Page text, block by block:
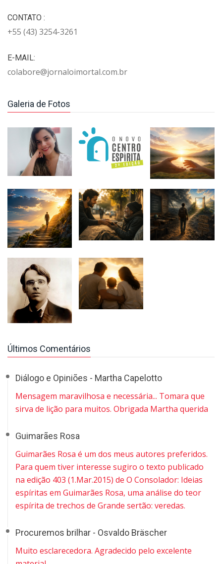
CONTATO :
+55 (43) 3254-3261
E-MAIL:
colabore@jornaloimortal.com.br
Galeria de Fotos
Últimos Comentários
Diálogo e Opiniões - Martha Capelotto
Mensagem maravilhosa e necessária... Tomara que
sirva de lição para muitos. Obrigada Martha querida
Guimarães Rosa
Guimarães Rosa é um dos meus autores preferidos.
Para quem tiver interesse sugiro o texto publicado
na edição 403 (1.Mar.2015) de O Consolador: Ideias
espíritas em Guimarães Rosa, uma análise do teor
espírita de trechos de Grande sertão: veredas.
Procuremos brilhar - Osvaldo Bräscher
Muito esclarecedora. Agradecido pelo excelente